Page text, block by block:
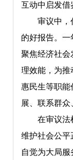
互动中启发借
审议中，代
的好报告。
聚焦经济社
理效能，为
惠民生等职
展、联系群
在审议法检
维护社会公
自觉为大局